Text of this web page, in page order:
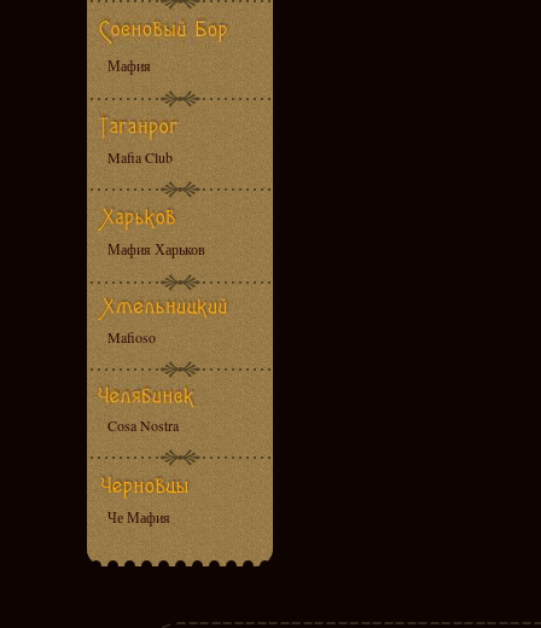
Мафия
Mafia Club
Мафия Харьков
Mafioso
Cosa Nostra
Че Мафия